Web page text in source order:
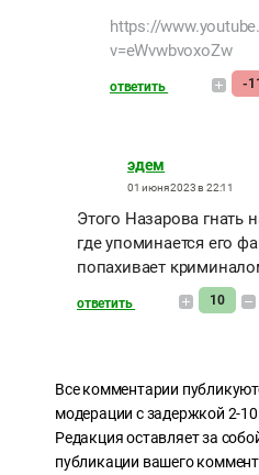
https://
v=eWvwbvoxoZw
ответить -11
эдем
01 июня 2023 в 22:11
Этого Назарова гнать
где упоминается его
попахивает
ответить 10
Все комментарии
модерации с задержкой 2-
Редакция оставляет за
публикации вашего